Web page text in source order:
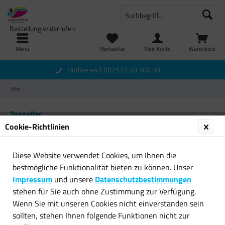
Menü Warenkorb
Merkzettel
Bestellung widerrufen
Mein Konto
Hotline +43 (0)2522 20 100 30
Utax
Topseller
Original Utax Toner
Original Utax Toner 4152-662
Cookie-Richtlinien
Diese Website verwendet Cookies, um Ihnen die
bestmögliche Funktionalität bieten zu können. Unser
Impressum und unsere Datenschutzbestimmungen
stehen für Sie auch ohne Zustimmung zur Verfügung.
Wenn Sie mit unseren Cookies nicht einverstanden sein
sollten, stehen Ihnen folgende Funktionen nicht zur